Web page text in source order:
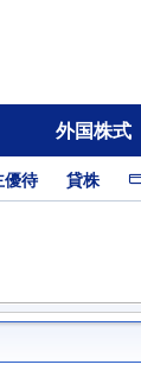
外国株式
優待 貸株